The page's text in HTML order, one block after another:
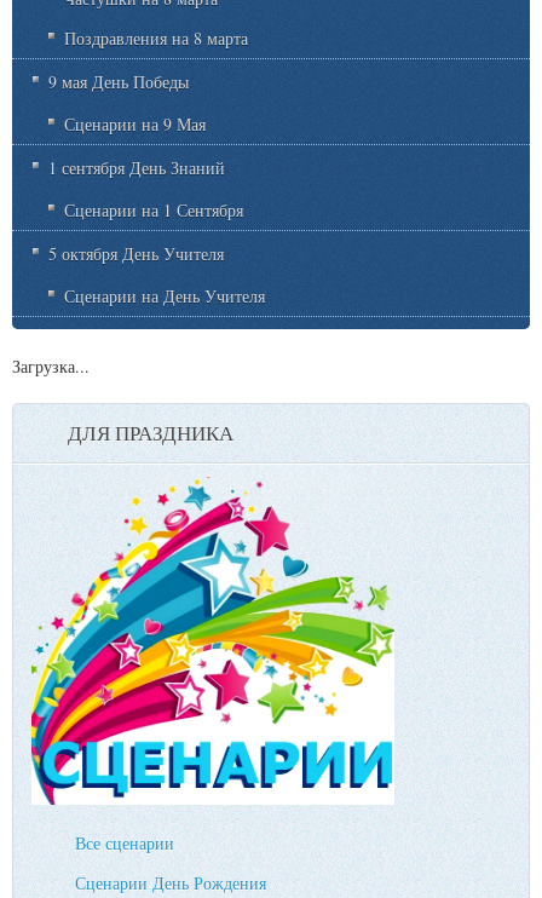
Поздравления на 8 марта
9 мая День Победы
Сценарии на 9 Мая
1 сентября День Знаний
Сценарии на 1 Сентября
5 октября День Учителя
Сценарии на День Учителя
Загрузка...
ДЛЯ ПРАЗДНИКА
Все сценарии
Сценарии День Рождения